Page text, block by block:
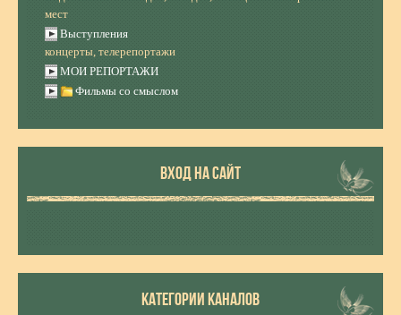
мест
Выступления
концерты, телерепортажи
МОИ РЕПОРТАЖИ
Фильмы со смыслом
ВХОД НА САЙТ
КАТЕГОРИИ КАНАЛОВ